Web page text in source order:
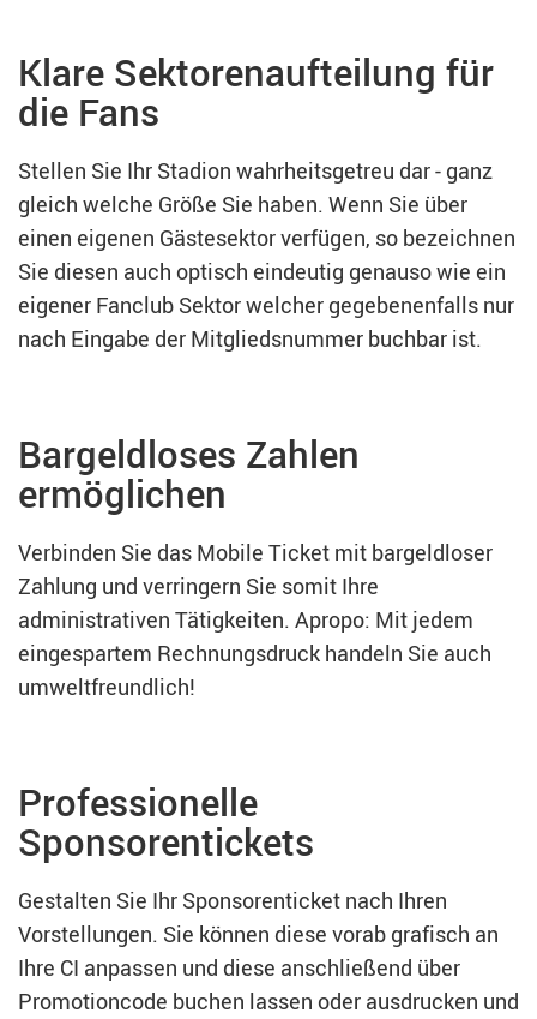
Klare Sektorenaufteilung für
die Fans
Stellen Sie Ihr Stadion wahrheitsgetreu dar - ganz
gleich welche Größe Sie haben. Wenn Sie über
einen eigenen Gästesektor verfügen, so bezeichnen
Sie diesen auch optisch eindeutig genauso wie ein
eigener Fanclub Sektor welcher gegebenenfalls nur
nach Eingabe der Mitgliedsnummer buchbar ist.
Bargeldloses Zahlen
ermöglichen
Verbinden Sie das Mobile Ticket mit bargeldloser
Zahlung und verringern Sie somit Ihre
administrativen Tätigkeiten. Apropo: Mit jedem
eingespartem Rechnungsdruck handeln Sie auch
umweltfreundlich!
Professionelle
Sponsorentickets
Gestalten Sie Ihr Sponsorenticket nach Ihren
Vorstellungen. Sie können diese vorab grafisch an
Ihre CI anpassen und diese anschließend über
Promotioncode buchen lassen oder ausdrucken und